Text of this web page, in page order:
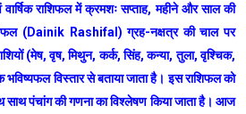
वार्षिक राशिफल में क्रमशः सप्ताह, महीने और साल की
(Dainik Rashifal) ग्रह-नक्षत्र की चाल पर
(मेष, वृष, मिथुन, कर्क, सिंह, कन्या, तुला, वृश्चिक,
विस्तार से बताया जाता है। इस राशिफल को
पंचांग की गणना का विश्लेषण किया जाता है। आज